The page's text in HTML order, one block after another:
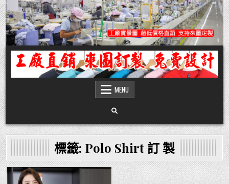
Skip
to
content
團體服
團體服製作,公司企業工作制服POLO衫T恤訂製推薦,做班系校服定製價格,台灣香
港客製化衣服裝工廠商
MENU
標籤: Polo Shirt 訂 製